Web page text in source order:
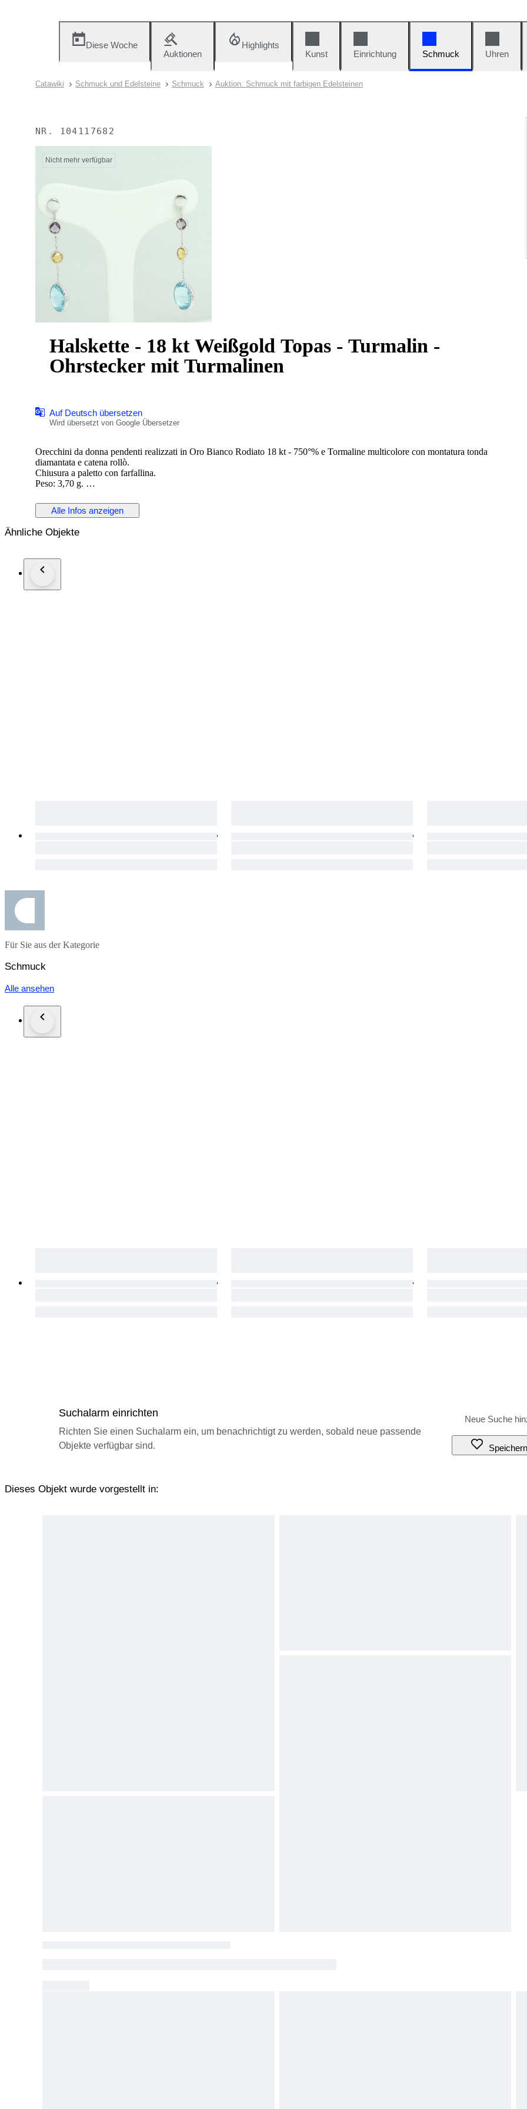
Diese Woche
Auktionen
Highlights
Kunst
Einrichtung Schmuck Uhren
Catawiki Schmuck und Edelsteine Schmuck Auktion: Schmuck mit farbigen Edelsteinen
NR. 104117682
Nicht mehr verfügbar
Halskette - 18 kt Weißgold Topas - Turmalin -
Ohrstecker mit Turmalinen
Auf Deutsch übersetzen
Wird übersetzt von Google Übersetzer
Orecchini da donna pendenti realizzati in Oro Bianco Rodiato 18 kt - 750°% e Tormaline multicolore con montatura tonda
diamantata e catena rollò.
Chiusura a paletto con farfallina.
Peso: 3,70 g.
Nuovo con scatola e certificato
Alle Infos anzeigen
Ähnliche Objekte
Für Sie aus der Kategorie
Schmuck
Alle ansehen
Suchalarm einrichten
Richten Sie einen Suchalarm ein, um benachrichtigt zu werden, sobald neue passende
Objekte verfügbar sind.
Speichern
Dieses Objekt wurde vorgestellt in: